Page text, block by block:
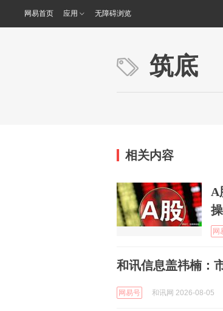
网易首页 应用 无障碍浏览
筑底
相关内容
A
网
和讯信息盖祎楠：
网易号 和讯网 2026-08-05